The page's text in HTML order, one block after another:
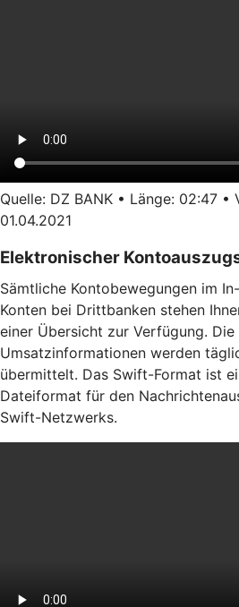
Quelle: DZ BANK • Länge: 02:47
01.04.2021
Elektronischer
Sämtliche Kontobewegungen im
Konten bei Drittbanken stehen
einer Übersicht zur Verfügung.
Umsatzinformationen werden
übermittelt. Das Swift-Format ist
Dateiformat für den
Swift-Netzwerks.